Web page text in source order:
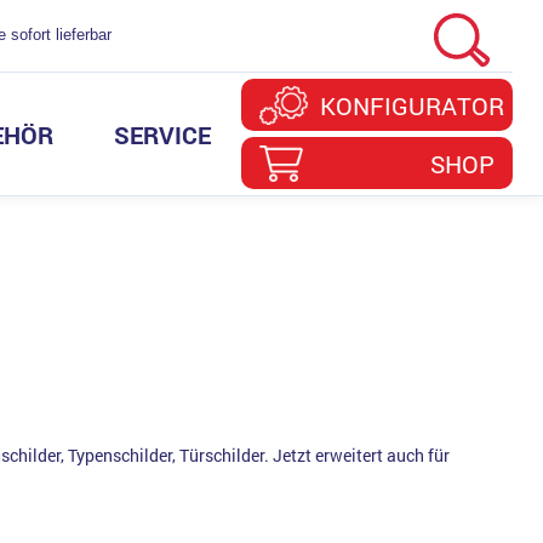
sofort lieferbar
SERVICE
KONFIGURATOR
SHOP
Typenschilder, Türschilder. Jetzt erweitert auch für